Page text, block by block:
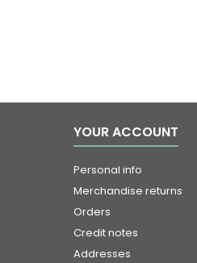
YOUR ACCOUNT
Personal info
Merchandise returns
Orders
Credit notes
Addresses